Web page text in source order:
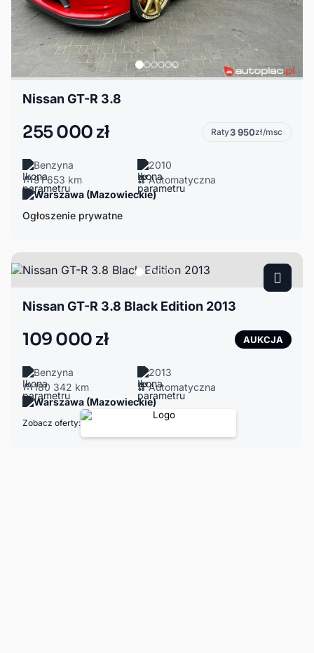
Nissan GT-R 3.8
255 000 zł Raty3 950zł/msc
Benzyna
2010
91 653 km
Automatyczna
Warszawa (Mazowieckie)
Ogłoszenie prywatne
Nissan GT-R 3.8 Black Edition 2013
109 000 zł AUKCJA
Benzyna
2013
180 342 km
Automatyczna
Warszawa (Mazowieckie)
Zobacz oferty: